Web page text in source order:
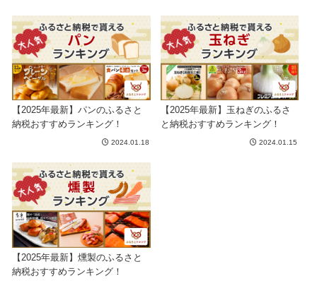
【2025年最新】パンのふるさと
納税おすすめランキング！
2024.01.18
【2025年最新】玉ねぎのふるさ
と納税おすすめランキング！
2024.01.15
【2025年最新】燻製のふるさと
納税おすすめランキング！